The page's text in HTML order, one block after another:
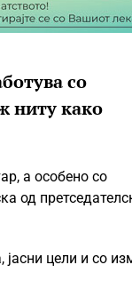
со
ниту како
а особено со
од
јасни цели и со